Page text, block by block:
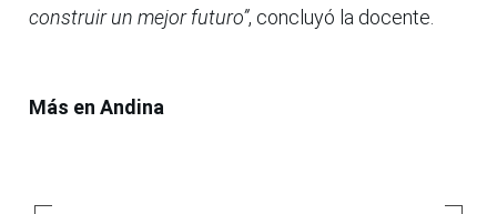
construir un mejor futuro”, concluyó la docente.
Más en Andina